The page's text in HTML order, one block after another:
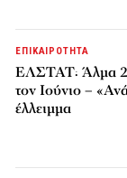
ΕΠΙΚΑΙΡΟΤΗΤΑ
ΕΛΣΤΑΤ: Άλμα
τον Ιούνιο –
έλλειμμα